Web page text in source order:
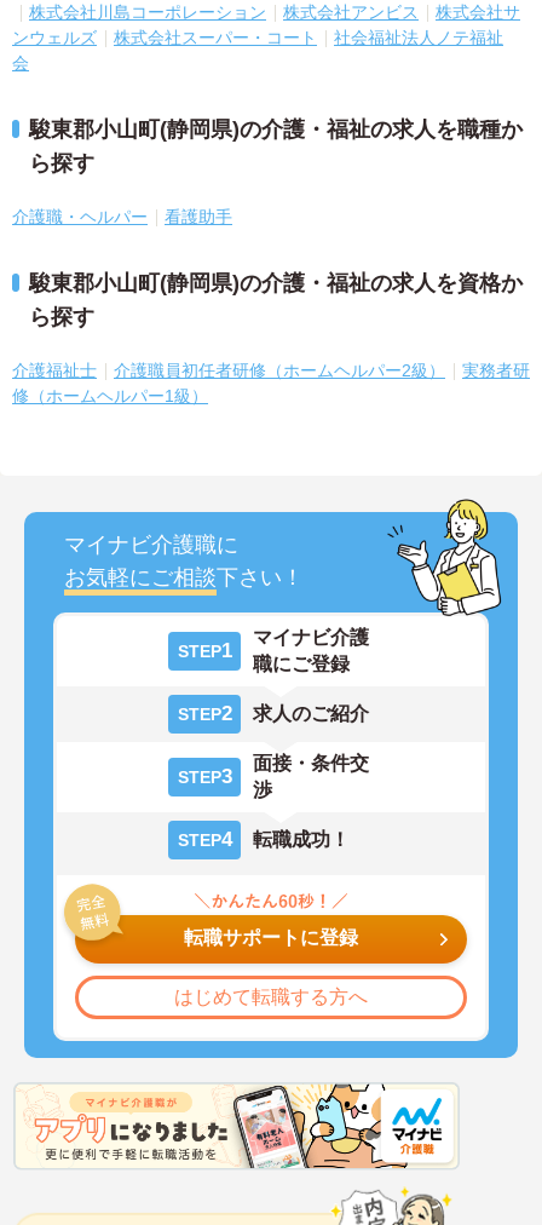
株式会社川島コーポレーション
株式会社アンビス
株式会社サ
ンウェルズ
株式会社スーパー・コート
社会福祉法人ノテ福祉
会
駿東郡小山町(静岡県)の介護・福祉の求人を職種か
ら探す
介護職・ヘルパー 看護助手
駿東郡小山町(静岡県)の介護・福祉の求人を資格か
ら探す
介護福祉士 介護職員初任者研修（ホームヘルパー2級）
実務者研
修（ホームヘルパー1級）
マイナビ介護職に
お気軽にご相談下さい！
STEP1
マイナビ介護
職にご登録
STEP2 求人のご紹介
STEP3
面接・条件交
渉
STEP4 転職成功！
転職サポートに登録
はじめて転職する方へ